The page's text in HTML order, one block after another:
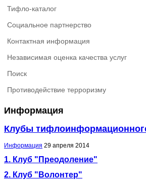
Тифло-каталог
Социальное партнерство
Контактная информация
Независимая оценка качества услуг
Поиск
Противодействие терроризму
Информация
Клубы
Информация 29 апреля 2014
1. Клуб "Преодоление"
2. Клуб "Волонтер"